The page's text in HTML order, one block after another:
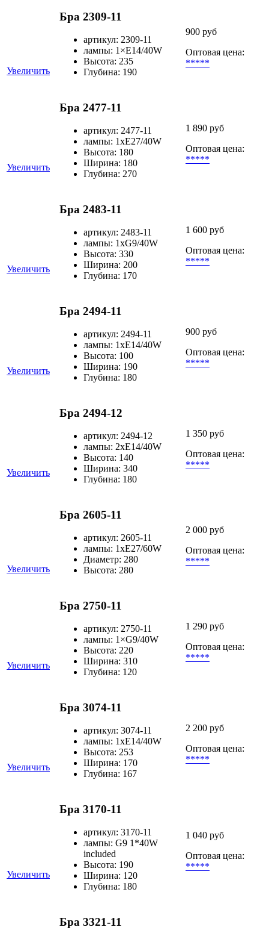
Увеличить
Бра 2309-11
артикул: 2309-11
лампы: 1×Е14/40W
Высота: 235
Глубина: 190
900 руб
Оптовая цена:
*****
Увеличить
Бра 2477-11
артикул: 2477-11
лампы: 1хЕ27/40W
Высота: 180
Ширина: 180
Глубина: 270
1 890 руб
Оптовая цена:
*****
Увеличить
Бра 2483-11
артикул: 2483-11
лампы: 1хG9/40W
Высота: 330
Ширина: 200
Глубина: 170
1 600 руб
Оптовая цена:
*****
Увеличить
Бра 2494-11
артикул: 2494-11
лампы: 1хЕ14/40W
Высота: 100
Ширина: 190
Глубина: 180
900 руб
Оптовая цена:
*****
Увеличить
Бра 2494-12
артикул: 2494-12
лампы: 2хЕ14/40W
Высота: 140
Ширина: 340
Глубина: 180
1 350 руб
Оптовая цена:
*****
Увеличить
Бра 2605-11
артикул: 2605-11
лампы: 1хЕ27/60W
Диаметр: 280
Высота: 280
2 000 руб
Оптовая цена:
*****
Увеличить
Бра 2750-11
артикул: 2750-11
лампы: 1×G9/40W
Высота: 220
Ширина: 310
Глубина: 120
1 290 руб
Оптовая цена:
*****
Увеличить
Бра 3074-11
артикул: 3074-11
лампы: 1хE14/40W
Высота: 253
Ширина: 170
Глубина: 167
2 200 руб
Оптовая цена:
*****
Увеличить
Бра 3170-11
артикул: 3170-11
лампы: G9 1*40W
included
Высота: 190
Ширина: 120
Глубина: 180
1 040 руб
Оптовая цена:
*****
Бра 3321-11